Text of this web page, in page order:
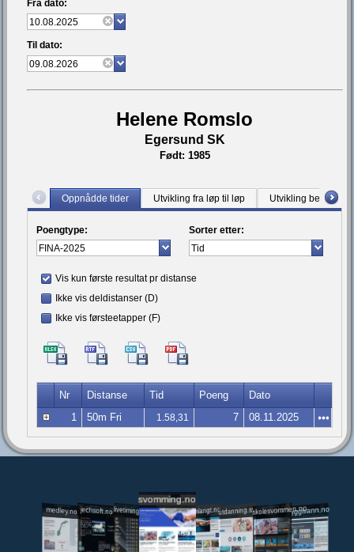
Fra dato:
Til dato:
Helene Romslo
Egersund SK
Født: 1985
Oppnådde tider Utvikling fra løp til løp Utvikling bestetid
Poengtype: Sorter etter:
Vis kun første resultat pr distanse
Ikke vis deldistanser (D)
Ikke vis førsteetapper (F)
Nr Distanse Tid Poeng
Dato
1
50m Fri 1.58,31 7 08.11.2025
medley.no jechsoft.nolivetiming.medley.no
svomming.no
svomlangt.noutdanning.svomming.no
skolesvommen.notryggivann.no